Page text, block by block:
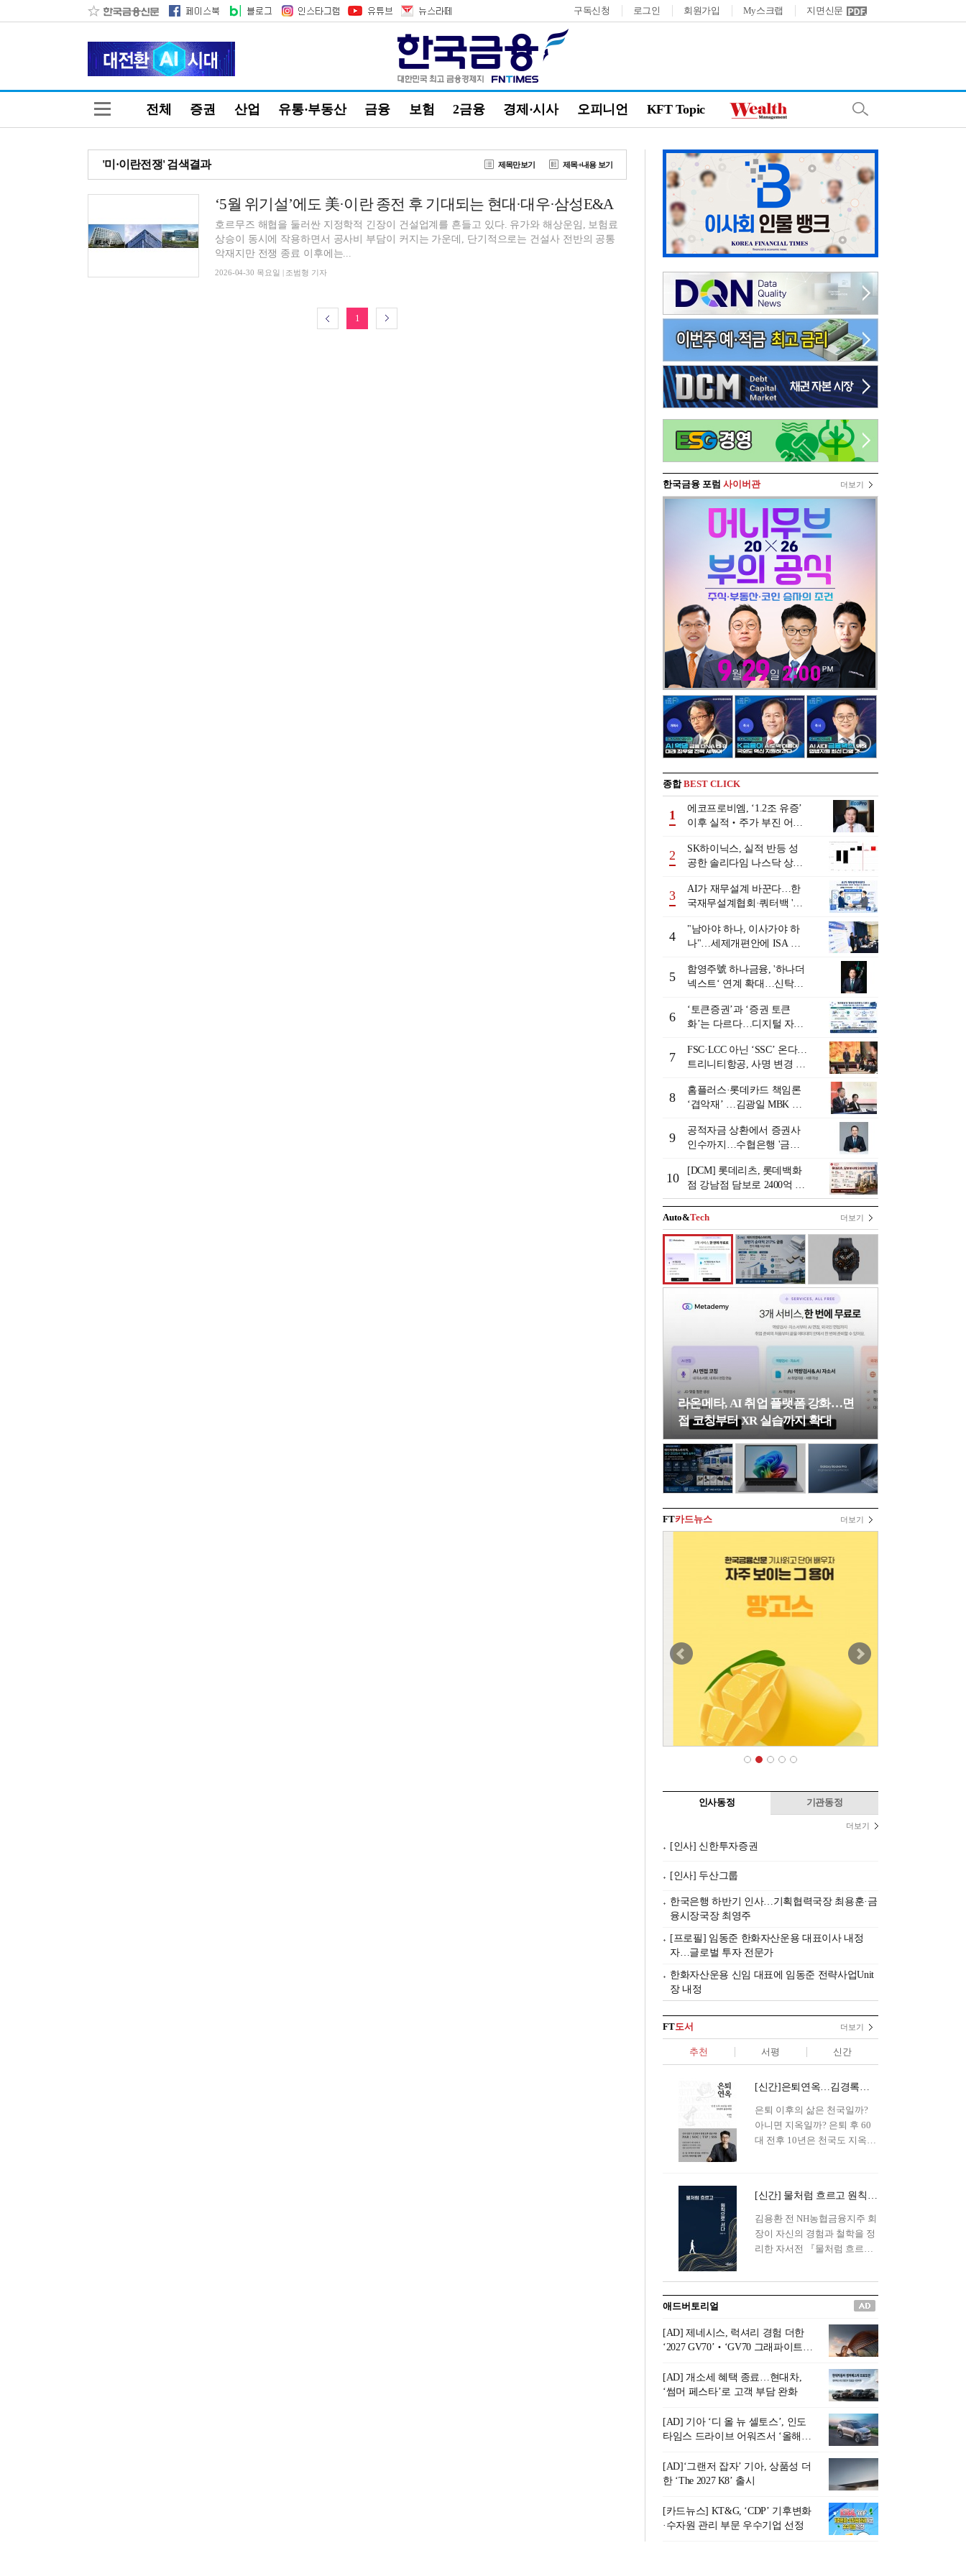
구독신청 로그인 회원가입 My스크랩 지면신문
전체 증권 산업 유통·부동산 금융 보험 2금융 경제·시사 오피니언 KFT Topic
'미·이란전쟁' 검색결과 제목만보기 제목+내용 보기
‘5월 위기설’에도 美·이란 종전 후 기대되는 현대·대우·삼성E&A
호르무즈 해협을 둘러싼 지정학적 긴장이 건설업계를 흔들고 있다. 유가와 해상운임, 보험료
상승이 동시에 작용하면서 공사비 부담이 커지는 가운데, 단기적으로는 건설사 전반의 공통
악재지만 전쟁 종료 이후에는...
2026-04-30 목요일 | 조범형 기자
1
한국금융 포럼 사이버관 더보기
종합BEST CLICK
1
에코프로비엠, ‘1.2조 유증’
이후 실적‧주가 부진 어쩌
2
SK하이닉스, 실적 반등 성
공한 솔리다임 나스닥 상장
3
AI가 재무설계 바꾼다…한
국재무설계협회·쿼터백 '베
4
"남아야 하나, 이사가야 하
나"…세제개편안에 ISA 투
5
함영주號 하나금융, '하나더
넥스트‘ 연계 확대…신탁수
니어 비즈니스 돋보기]
6
‘토큰증권’과 ‘증권 토큰
화’는 다르다…디지털 자본
7
FSC·LCC 아닌 ‘SSC’ 온다…
트리니티항공, 사명 변경 넘
8
홈플러스·롯데카드 책임론
‘겹악재’ …김광일 MBK 부
9
공적자금 상환에서 증권사
인수까지…수협은행 '금융
행 금융그룹의 꿈①]
10
[DCM] 롯데리츠, 롯데백화
점 강남점 담보로 2400억 조
달…단기채 차환
Auto&Tech 더보기
라온메타, AI 취업 플랫폼 강화…면
접 코칭부터 XR 실습까지 확대
FT카드뉴스 더보기
인사동정 기관동정
더보기
[인사] 신한투자증권
[인사] 두산그룹
한국은행 하반기 인사…기획협력국장 최용훈·금
융시장국장 최영주
[프로필] 임동준 한화자산운용 대표이사 내정
자…글로벌 투자 전문가
한화자산운용 신임 대표에 임동준 전략사업Unit
장 내정
FT도서 더보기
추천 서평 신간
[신간]은퇴연옥…김경록의 은퇴 후 삶의 나침반
은퇴 이후의 삶은 천국일까?
아니면 지옥일까? 은퇴 후 60
대 전후 10년은 천국도 지옥도
은퇴 설계를 가이드해 온 김경
록 옵투스자산운용의 고문이
신간 『은퇴연옥』을 내놓았
다.단테는 지옥을 '모든 희망을
록 고문은 새로운 시각을 제시
0년의 과도기는 지옥이 아니라
정화와 성장의 공간인 ‘은퇴연
옥(Purgatory)’이라는 것이다.
연옥은 고통스럽지만 끝이 있
으며, 준비를 통해 천국으로 나
아갈 수 있는 희망의 장소라고
말한
[신간] 물처럼 흐르고 원칙으로 서다…김용환의 통찰을 담다
김용환 전 NH농협금융지주 회
장이 자신의 경험과 철학을 정
리한 자서전 『물처럼 흐르고
통 관료 출신으로 한국 금융의
주요 변곡점마다 중요한 역할
을 하고 금융 경영인으로서 큰
족적을 남긴 김 전 회장이 후배
세대에게 전하는 삶의 조언을
담은 인생 노트다.『물처럼 흐
르고 원칙으로 서다』는 단순
한 자서전을 넘어, 실패를 두려
워하지 않는 용기와 자신에 대
한 믿음이 어떻게 삶을 풍요롭
게 만드는지를 보여주는 지혜
의 보고로 평가된다.김용환 전
회장은 “인생의 목표가 크더라
도 조급해하지 말고 작은 것부
터 하나 하나 성취해 나가
라”고 조언한다. 뼈아픈 실패
조차 성공의 뼈대가 된다는 긍
애드버토리얼
[AD] 제네시스, 럭셔리 경험 더한
‘2027 GV70’‧‘GV70 그래파이트’
[AD] 개소세 혜택 종료…현대차,
‘썸머 페스타’로 고객 부담 완화
[AD] 기아 ‘디 올 뉴 셀토스’, 인도
타임스 드라이브 어워즈서 ‘올해의
[AD]‘그랜저 잡자’ 기아, 상품성 더
한 ‘The 2027 K8’ 출시
[카드뉴스] KT&G, ‘CDP’ 기후변화
·수자원 관리 부문 우수기업 선정